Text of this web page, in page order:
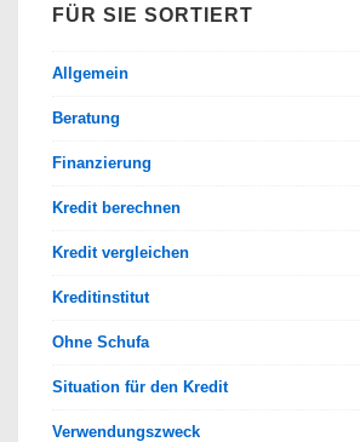
FÜR SIE SORTIERT
Allgemein
Beratung
Finanzierung
Kredit berechnen
Kredit vergleichen
Kreditinstitut
Ohne Schufa
Situation für den Kredit
Verwendungszweck